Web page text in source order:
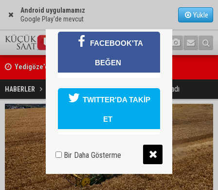
Android uygulamamız
Google Play'de mevcut
Yükle
Yedigöze’deki göçüğün nedeni belli oldu
Kozan’da turunçgil zararlısına karşı biyolojik mücadele
HABERLER EKONOMİ Adana'da buğday hasadı başladı
FACEBOOK'TA
BEĞEN
TWITTER'DA TAKİP
ET
Bir Daha Gösterme